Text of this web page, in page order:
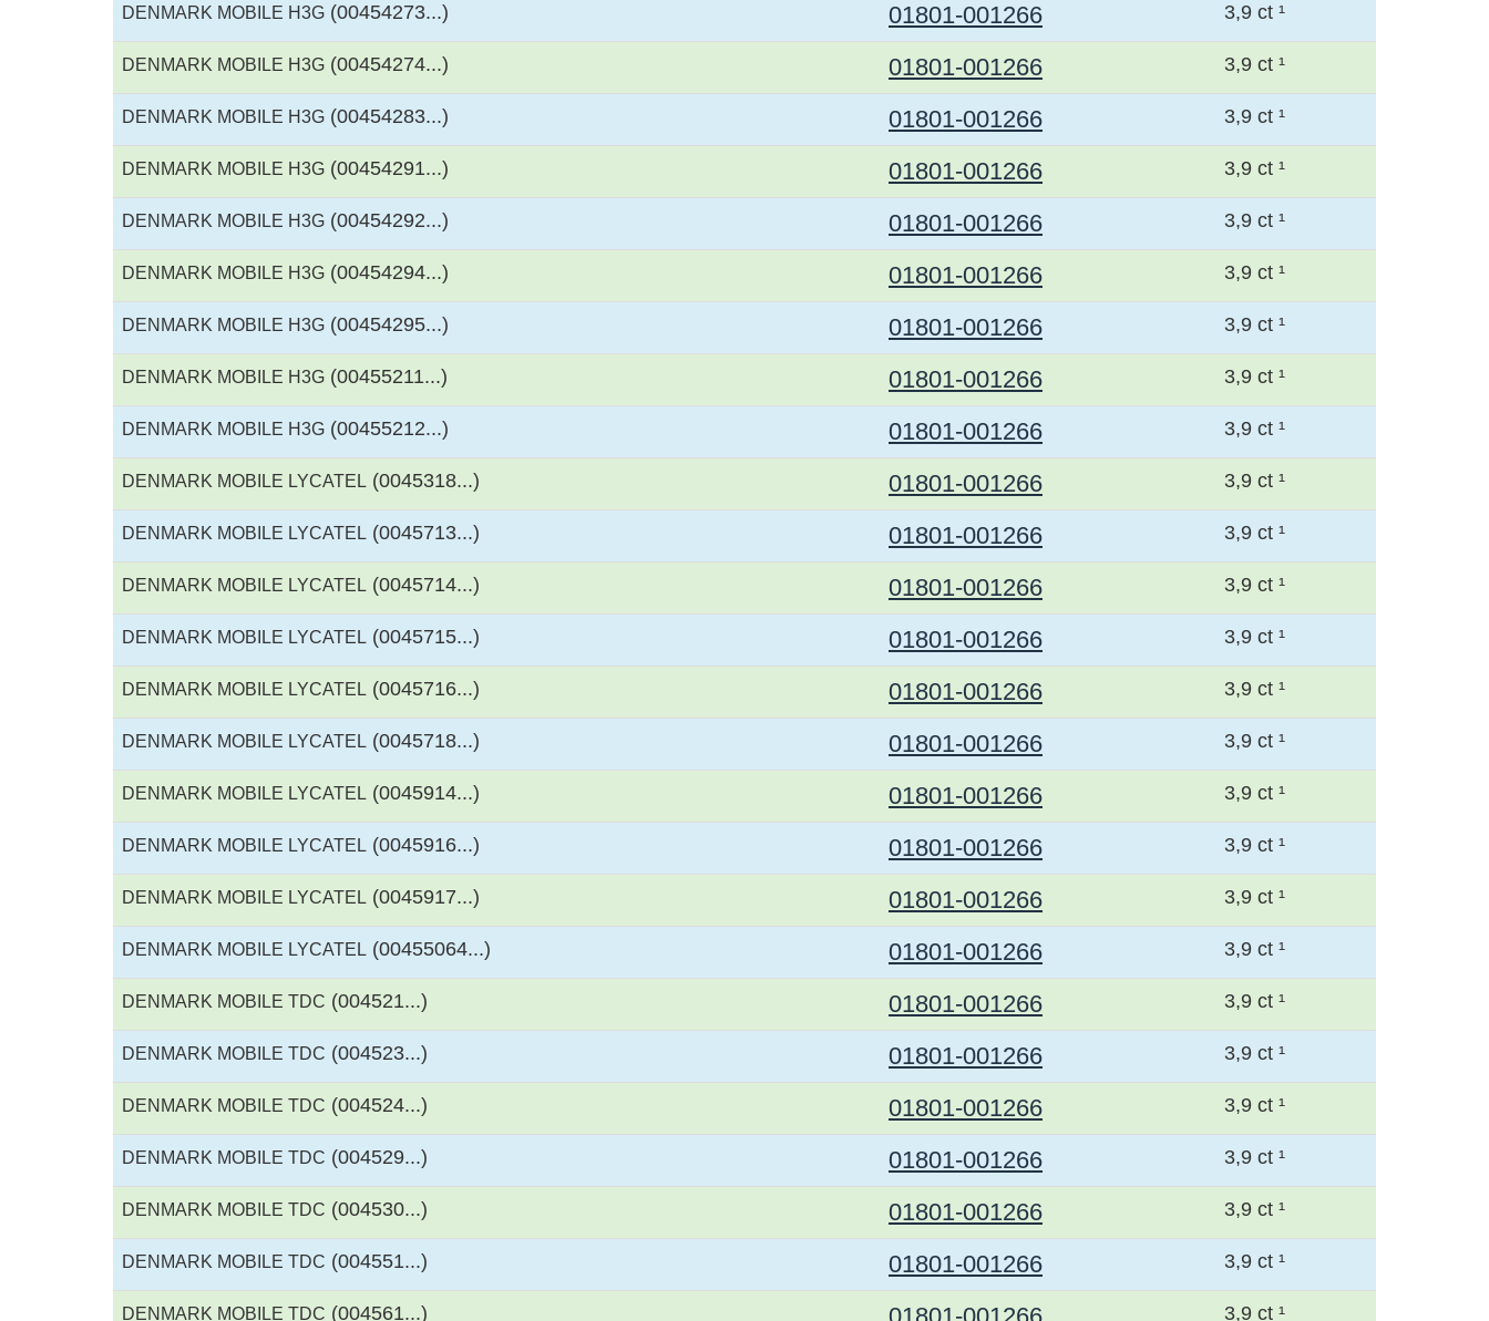
DENMARK MOBILE H3G (00454273...) 01801-001266 3,9 ct ¹
DENMARK MOBILE H3G (00454274...) 01801-001266 3,9 ct ¹
DENMARK MOBILE H3G (00454283...) 01801-001266 3,9 ct ¹
DENMARK MOBILE H3G (00454291...) 01801-001266 3,9 ct ¹
DENMARK MOBILE H3G (00454292...) 01801-001266 3,9 ct ¹
DENMARK MOBILE H3G (00454294...) 01801-001266 3,9 ct ¹
DENMARK MOBILE H3G (00454295...) 01801-001266 3,9 ct ¹
DENMARK MOBILE H3G (00455211...) 01801-001266 3,9 ct ¹
DENMARK MOBILE H3G (00455212...) 01801-001266 3,9 ct ¹
DENMARK MOBILE LYCATEL (0045318...) 01801-001266 3,9 ct ¹
DENMARK MOBILE LYCATEL (0045713...) 01801-001266 3,9 ct ¹
DENMARK MOBILE LYCATEL (0045714...) 01801-001266 3,9 ct ¹
DENMARK MOBILE LYCATEL (0045715...) 01801-001266 3,9 ct ¹
DENMARK MOBILE LYCATEL (0045716...) 01801-001266 3,9 ct ¹
DENMARK MOBILE LYCATEL (0045718...) 01801-001266 3,9 ct ¹
DENMARK MOBILE LYCATEL (0045914...) 01801-001266 3,9 ct ¹
DENMARK MOBILE LYCATEL (0045916...) 01801-001266 3,9 ct ¹
DENMARK MOBILE LYCATEL (0045917...) 01801-001266 3,9 ct ¹
DENMARK MOBILE LYCATEL (00455064...) 01801-001266 3,9 ct ¹
DENMARK MOBILE TDC (004521...) 01801-001266 3,9 ct ¹
DENMARK MOBILE TDC (004523...) 01801-001266 3,9 ct ¹
DENMARK MOBILE TDC (004524...) 01801-001266 3,9 ct ¹
DENMARK MOBILE TDC (004529...) 01801-001266 3,9 ct ¹
DENMARK MOBILE TDC (004530...) 01801-001266 3,9 ct ¹
DENMARK MOBILE TDC (004551...) 01801-001266 3,9 ct ¹
DENMARK MOBILE TDC (004561...) 3,9 ct ¹